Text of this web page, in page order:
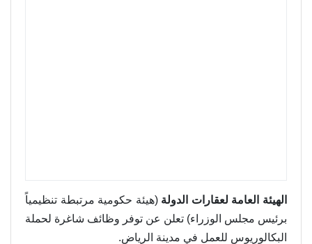
الهيئة العامة لعقارات الدولة (هيئة حكومية مرتبطة تنظيمياً
برئيس مجلس الوزراء) تعلن عن توفر وظائف شاغرة لحملة
البكالوريوس للعمل في مدينة الرياض.